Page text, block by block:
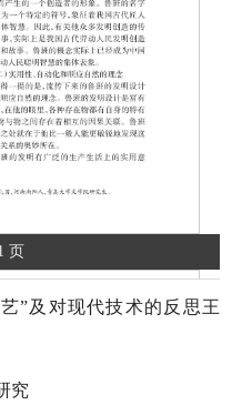
页
”及对现代技术的反思王
究